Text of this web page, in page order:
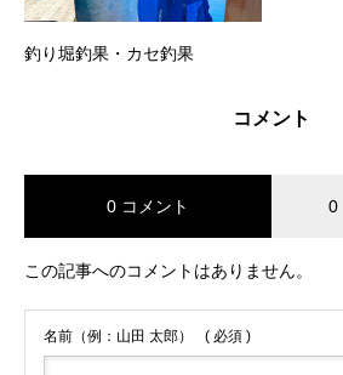
釣り堀釣果・カセ釣果
コメント
0 コメント 0
この記事へのコメントはありません。
名前（例：山田 太郎） ( 必須 )